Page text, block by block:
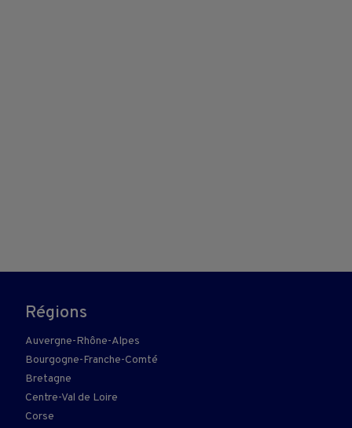
Régions
Auvergne-Rhône-Alpes
Bourgogne-Franche-Comté
Bretagne
Centre-Val de Loire
Corse